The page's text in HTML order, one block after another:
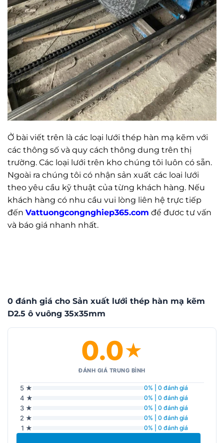
Ở bài viết trên là các loại lưới thép hàn mạ kẽm với
các thông số và quy cách thông dung trên thị
trường. Các loại lưới trên kho chúng tôi luôn có sẵn.
Ngoài ra chúng tôi có nhận sản xuất các loai lưới
theo yêu cầu kỹ thuật của từng khách hàng. Nếu
khách hàng có nhu cầu vui lòng liên hệ trực tiếp
đến Vattuongcongnghiep365.com để đươc tư vấn
và báo giá nhanh nhất.
0 đánh giá cho Sản xuất lưới thép hàn mạ kẽm
D2.5 ô vuông 35x35mm
0.0★
ĐÁNH GIÁ TRUNG BÌNH
5 ★ 0% | 0 đánh giá
4 ★ 0% | 0 đánh giá
3 ★ 0% | 0 đánh giá
2 ★ 0% | 0 đánh giá
1 ★ 0% | 0 đánh giá